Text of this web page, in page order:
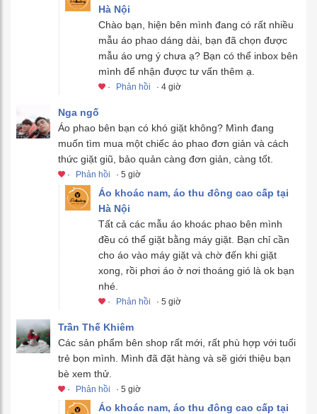
Hà Nội
Chào bạn, hiện bên mình đang có rất nhiều
mẫu áo phao dáng dài, bạn đã chọn được
mẫu áo ưng ý chưa ạ? Bạn có thể inbox bên
mình để nhận được tư vấn thêm ạ.
· Phản hồi · 4 giờ
Nga ngố
Áo phao bên bạn có khó giặt không? Mình đang
muốn tìm mua một chiếc áo phao đơn giản và cách
thức giặt giũ, bảo quản càng đơn giản, càng tốt.
· Phản hồi · 5 giờ
Áo khoác nam, áo thu đông cao cấp tại
Hà Nội
Tất cả các mẫu áo khoác phao bên mình
đều có thể giặt bằng máy giặt. Bạn chỉ cần
cho áo vào máy giặt và chờ đến khi giặt
xong, rồi phơi áo ở nơi thoáng gió là ok bạn
nhé.
· Phản hồi · 5 giờ
Trần Thế Khiêm
Các sản phẩm bên shop rất mới, rất phù hợp với tuổi
trẻ bọn mình. Mình đã đặt hàng và sẽ giới thiệu bạn
bè xem thử.
· Phản hồi · 5 giờ
Áo khoác nam, áo thu đông cao cấp tại